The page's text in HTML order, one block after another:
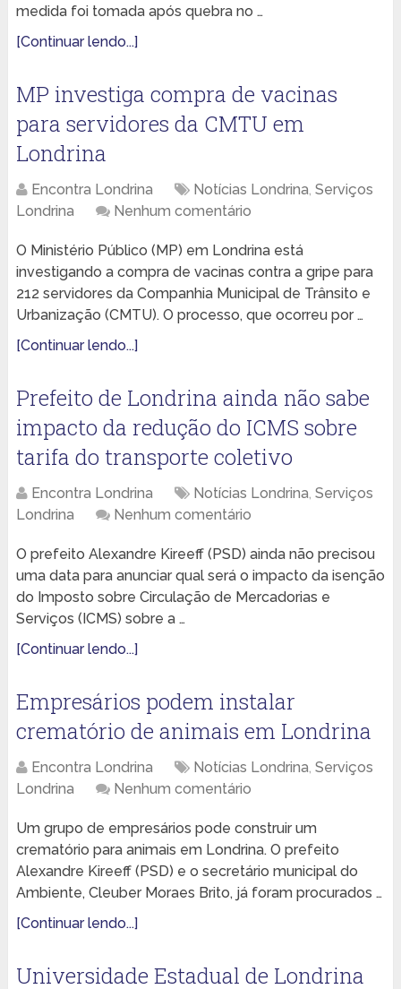
medida foi tomada após quebra no …
[Continuar lendo...]
MP investiga compra de vacinas
para servidores da CMTU em
Londrina
Encontra Londrina Notícias Londrina, Serviços
Londrina
Nenhum comentário
O Ministério Público (MP) em Londrina está
investigando a compra de vacinas contra a gripe para
212 servidores da Companhia Municipal de Trânsito e
Urbanização (CMTU). O processo, que ocorreu por …
[Continuar lendo...]
Prefeito de Londrina ainda não sabe
impacto da redução do ICMS sobre
tarifa do transporte coletivo
Encontra Londrina Notícias Londrina, Serviços
Londrina
Nenhum comentário
O prefeito Alexandre Kireeff (PSD) ainda não precisou
uma data para anunciar qual será o impacto da isenção
do Imposto sobre Circulação de Mercadorias e
Serviços (ICMS) sobre a …
[Continuar lendo...]
Empresários podem instalar
crematório de animais em Londrina
Encontra Londrina Notícias Londrina, Serviços
Londrina
Nenhum comentário
Um grupo de empresários pode construir um
crematório para animais em Londrina. O prefeito
Alexandre Kireeff (PSD) e o secretário municipal do
Ambiente, Cleuber Moraes Brito, já foram procurados …
[Continuar lendo...]
Universidade Estadual de Londrina